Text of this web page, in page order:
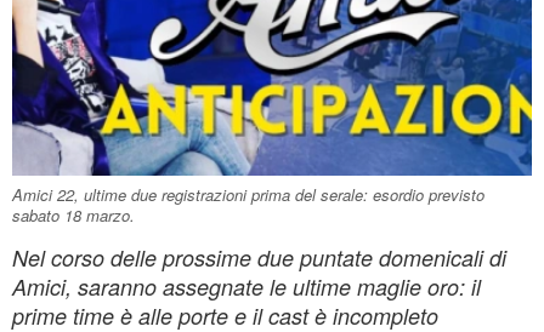
Amici 22, ultime due registrazioni prima del serale: esordio previsto
sabato 18 marzo.
Nel corso delle prossime due puntate domenicali di
Amici, saranno assegnate le ultime maglie oro: il
prime time è alle porte e il cast è incompleto